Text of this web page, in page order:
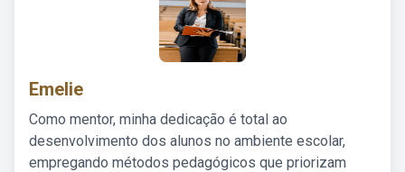
Emelie
Como mentor, minha dedicação é total ao
desenvolvimento dos alunos no ambiente escolar,
empregando métodos pedagógicos que priorizam